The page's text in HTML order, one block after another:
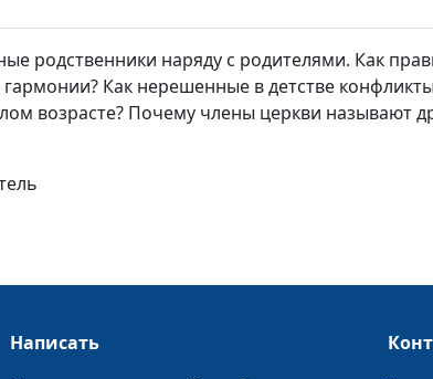
день счастья
Год пандемии
коронавируса.
оставаться
родственники наряду с родителями. Как
Как нерешенные в детстве
возрасте? Почему члены церкви называют
Написать